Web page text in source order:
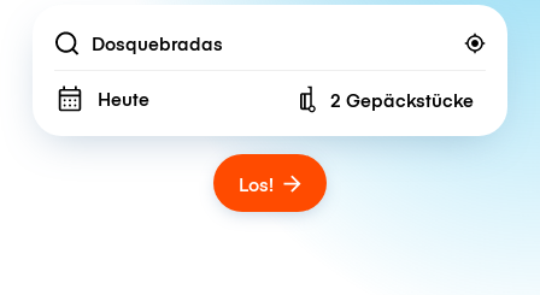
Location
Heute Number of bags
2 Gepäckstücke
Los!